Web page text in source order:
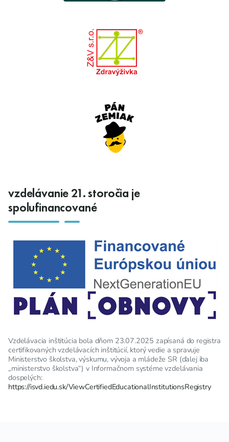
vzdelávanie 21. storočia je
spolufinancované
Vzdelávacia inštitúcia bola dňom 23.07.2025 zapísaná do registra
certifikovaných vzdelávacích inštitúcií, ktorý vedie a spravuje
Ministerstvo školstva, výskumu, vývoja a mládeže SR (ďalej iba
„ministerstvo školstva“) v Informačnom systéme vzdelávania
dospelých:
https://isvd.iedu.sk/ViewCertifiedEducationalInstitutionsRegistry